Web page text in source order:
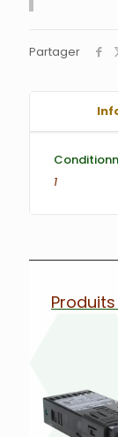
Partager
1